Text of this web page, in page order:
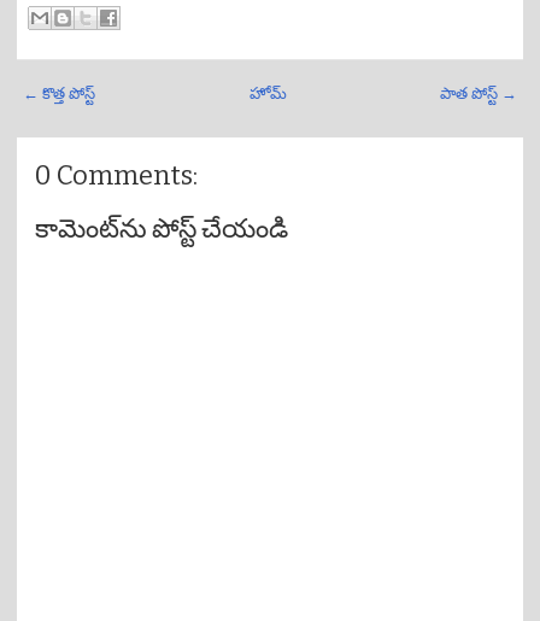
← కొత్త పోస్ట్ పాత పోస్ట్ →
హోమ్
0 Comments:
కామెంట్‌ను పోస్ట్ చేయండి